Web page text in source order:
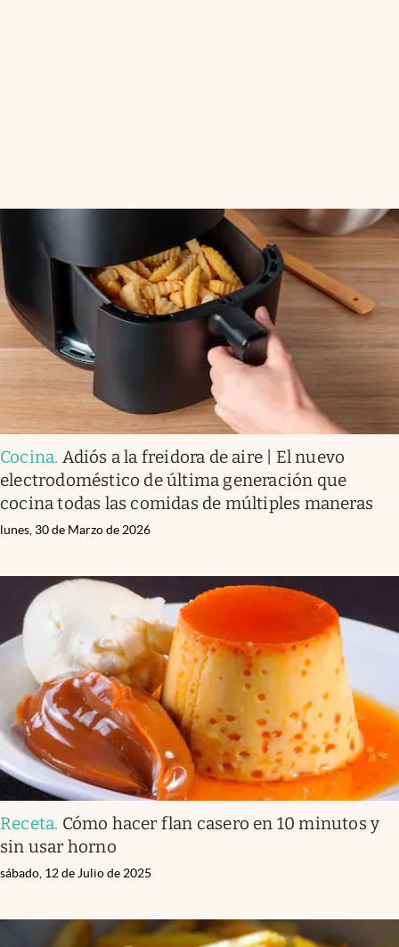
Cocina. Adiós a la freidora de aire | El nuevo
electrodoméstico de última generación que
cocina todas las comidas de múltiples maneras
lunes, 30 de Marzo de 2026
Receta. Cómo hacer flan casero en 10 minutos y
sin usar horno
sábado, 12 de Julio de 2025